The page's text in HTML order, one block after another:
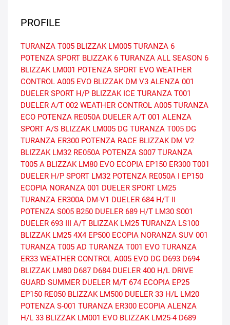
PROFILE
TURANZA T005 BLIZZAK LM005 TURANZA 6
POTENZA SPORT BLIZZAK 6 TURANZA ALL SEASON 6
BLIZZAK LM001 POTENZA SPORT EVO WEATHER
CONTROL A005 EVO BLIZZAK DM V3 ALENZA 001
DUELER SPORT H/P BLIZZAK ICE TURANZA T001
DUELER A/T 002 WEATHER CONTROL A005 TURANZA
ECO POTENZA RE050A DUELER A/T 001 ALENZA
SPORT A/S BLIZZAK LM005 DG TURANZA T005 DG
TURANZA ER300 POTENZA RACE BLIZZAK DM V2
BLIZZAK LM32 RE050A POTENZA S007 TURANZA
T005 A BLIZZAK LM80 EVO ECOPIA EP150 ER300 T001
DUELER H/P SPORT LM32 POTENZA RE050A I EP150
ECOPIA NORANZA 001 DUELER SPORT LM25
TURANZA ER300A DM-V1 DUELER 684 H/T II
POTENZA S005 B250 DUELER 689 H/T LM30 S001
DUELER 693 III A/T BLIZZAK LM25 TURANZA LS100
BLIZZAK LM25 4X4 EP500 ECOPIA NORANZA SUV 001
TURANZA T005 AD TURANZA T001 EVO TURANZA
ER33 WEATHER CONTROL A005 EVO DG D693 D694
BLIZZAK LM80 D687 D684 DUELER 400 H/L DRIVE
GUARD SUMMER DUELER M/T 674 ECOPIA EP25
EP150 RE050 BLIZZAK LM500 DUELER 33 H/L LM20
POTENZA S-001 TURANZA ER300 ECOPIA ALENZA
H/L 33 BLIZZAK LM001 EVO BLIZZAK LM25-4 D689